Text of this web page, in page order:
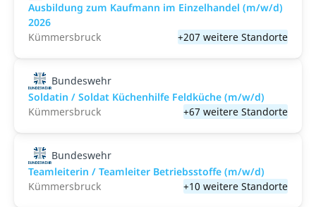
Ausbildung zum Kaufmann im Einzelhandel (m/w/d)
2026
Kümmersbruck
+207 weitere Standorte
Bundeswehr
Soldatin / Soldat Küchenhilfe Feldküche (m/w/d)
Kümmersbruck
+67 weitere Standorte
Bundeswehr
Teamleiterin / Teamleiter Betriebsstoffe (m/w/d)
Kümmersbruck
+10 weitere Standorte